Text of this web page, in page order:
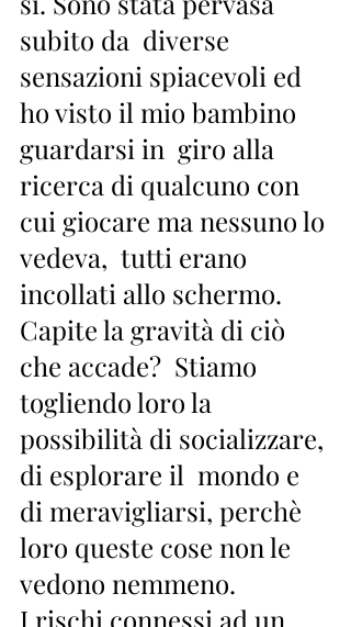
subito da  diverse
sensazioni spiacevoli ed
ho visto il mio bambino
guardarsi in  giro alla
ricerca di qualcuno con
cui giocare ma nessuno lo
vedeva,  tutti erano
incollati allo schermo.
Capite la gravità di ciò
che accade?  Stiamo
togliendo loro la
possibilità di socializzare,
di esplorare il  mondo e
di meravigliarsi, perchè
loro queste cose non le
vedono nemmeno.
I rischi connessi ad un